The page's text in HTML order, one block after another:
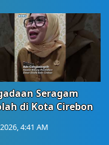
Seragam
di Kota Cirebon
4:41 AM